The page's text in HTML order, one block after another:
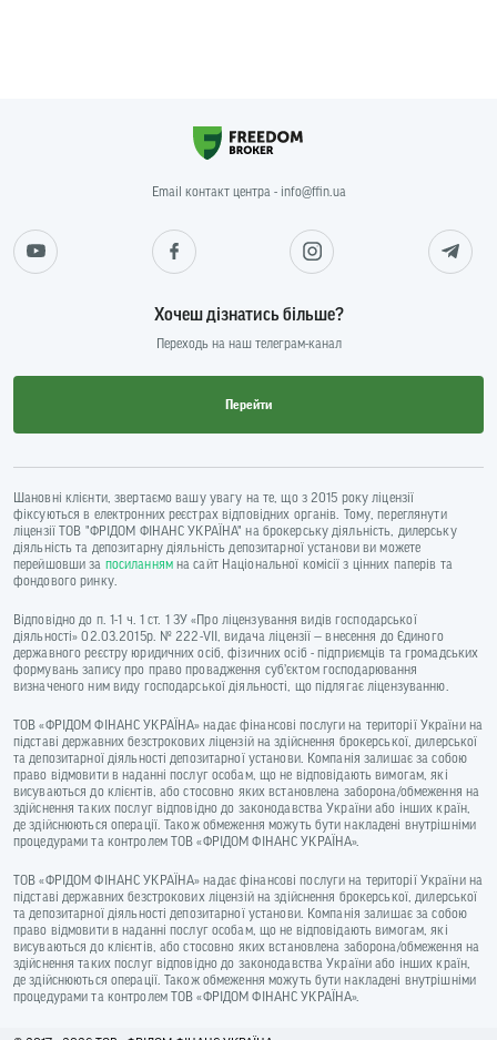
Email контакт центра - info@ffin.ua
Хочеш дізнатись більше?
Переходь на наш телеграм-канал
Перейти
Шановні клієнти, звертаємо вашу увагу на те, що з 2015 року ліцензії
фіксуються в електронних реєстрах відповідних органів. Тому, переглянути
ліцензії ТОВ "ФРІДОМ ФІНАНС УКРАЇНА" на брокерську діяльність, дилерську
діяльність та депозитарну діяльність депозитарної установи ви можете
перейшовши за посиланнямна сайт Національної комісії з цінних паперів та
фондового ринку.
Відповідно до п. 1-1 ч. 1 ст. 1 ЗУ «Про ліцензування видів господарської
діяльності» 02.03.2015р. № 222-VII, видача ліцензії — внесення до Єдиного
державного реєстру юридичних осіб, фізичних осіб - підприємців та громадських
формувань запису про право провадження суб’єктом господарювання
визначеного ним виду господарської діяльності, що підлягає ліцензуванню.
ТОВ «ФРІДОМ ФІНАНС УКРАЇНА» надає фінансові послуги на території України на
підставі державних безстрокових ліцензій на здійснення брокерської, дилерської
та депозитарної діяльності депозитарної установи. Компанія залишає за собою
право відмовити в наданні послуг особам, що не відповідають вимогам, які
висуваються до клієнтів, або стосовно яких встановлена заборона/обмеження на
здійснення таких послуг відповідно до законодавства України або інших країн,
де здійснюються операції. Також обмеження можуть бути накладені внутрішніми
процедурами та контролем ТОВ «ФРІДОМ ФІНАНС УКРАЇНА».
ТОВ «ФРІДОМ ФІНАНС УКРАЇНА» надає фінансові послуги на території України на
підставі державних безстрокових ліцензій на здійснення брокерської, дилерської
та депозитарної діяльності депозитарної установи. Компанія залишає за собою
право відмовити в наданні послуг особам, що не відповідають вимогам, які
висуваються до клієнтів, або стосовно яких встановлена заборона/обмеження на
здійснення таких послуг відповідно до законодавства України або інших країн,
де здійснюються операції. Також обмеження можуть бути накладені внутрішніми
процедурами та контролем ТОВ «ФРІДОМ ФІНАНС УКРАЇНА».